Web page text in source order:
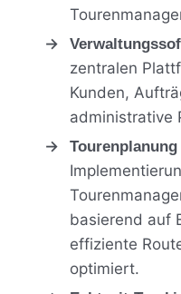
zentralen
Kunden,
administrative
basierend auf
effiziente
optimiert.